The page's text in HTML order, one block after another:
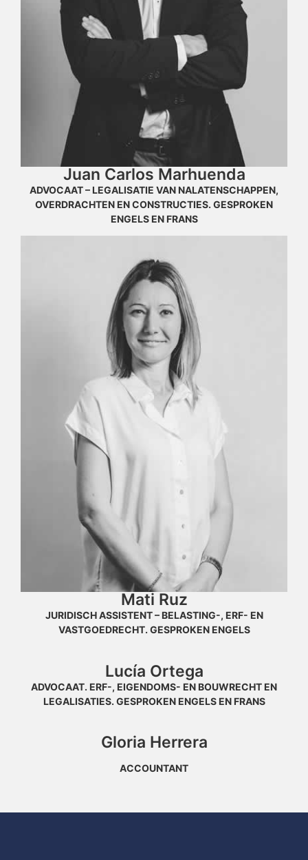
Juan Carlos Marhuenda
ADVOCAAT – LEGALISATIE VAN NALATENSCHAPPEN,
OVERDRACHTEN EN CONSTRUCTIES. GESPROKEN
ENGELS EN FRANS
Mati Ruz
JURIDISCH ASSISTENT – BELASTING-, ERF- EN
VASTGOEDRECHT. GESPROKEN ENGELS
Lucía Ortega
ADVOCAAT. ERF-, EIGENDOMS- EN BOUWRECHT EN
LEGALISATIES. GESPROKEN ENGELS EN FRANS
Gloria Herrera
ACCOUNTANT